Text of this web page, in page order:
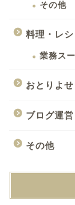
その他
料理・レ
業務ス
おとりよ
ブログ運営
その他